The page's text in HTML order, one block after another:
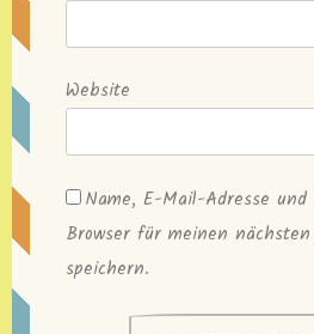
Website
Name, E-Mail-Adresse
Browser für meinen
speichern.